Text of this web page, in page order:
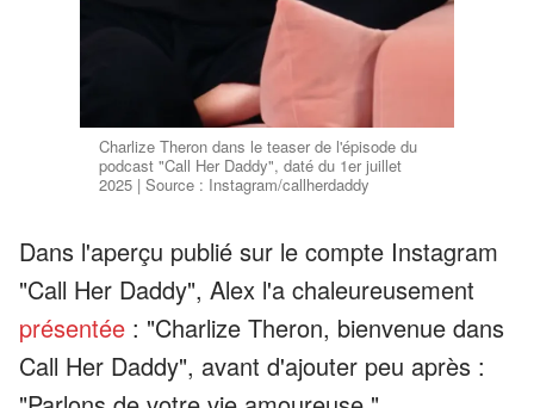
Charlize Theron dans le teaser de l'épisode du
podcast "Call Her Daddy", daté du 1er juillet
2025 | Source : Instagram/callherdaddy
Dans l'aperçu publié sur le compte Instagram
"Call Her Daddy", Alex l'a chaleureusement
présentée : "Charlize Theron, bienvenue dans
Call Her Daddy", avant d'ajouter peu après :